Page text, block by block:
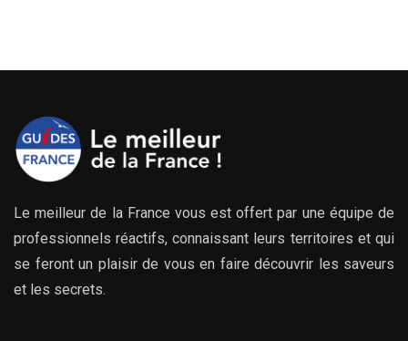
Le meilleur de la France vous est offert par une équipe de
professionnels réactifs, connaissant leurs territoires et qui
se feront un plaisir de vous en faire découvrir les saveurs
et les secrets.